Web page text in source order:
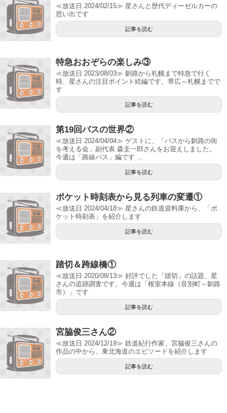
≪放送日 2024/02/15≫ 星さんと歴代ディーゼルカーの
思い出です
記事を読む
特急おおぞらの楽しみ③
≪放送日 2023/08/03≫ 釧路から札幌まで特急で行く
時、星さんの注目ポイント続編です。帯広～札幌までで
す
記事を読む
第19回バスの世界②
≪放送日 2024/04/04≫ ゲストに、「バスから釧路の街
を考える会」副代表 森圭一郎さんをお迎えしました。
今週は「路線バス」編です ...
記事を読む
ポケット時刻表から見る列車の変遷①
≪放送日 2024/04/18≫ 星さんの鉄道資料庫から、「ポ
ケット時刻表」を紹介します
記事を読む
踏切＆跨線橋①
≪放送日 2020/08/13≫ 好評でした「踏切」の話題。星
さんの追跡調査です。今週は「根室本線（音別町～釧路
市）」です
記事を読む
宮脇俊三さん②
≪放送日 2024/12/19≫ 鉄道紀行作家、宮脇俊三さんの
作品の中から、東北海道のエピソードを紹介します
記事を読む